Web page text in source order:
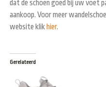
dat de schoen goed bij uw voet
aankoop. Voor meer
website klik hier.
Gerelateerd